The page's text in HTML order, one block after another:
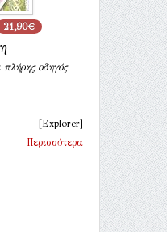
21,90€
οδηγός
[Explorer]
Περισσότερα